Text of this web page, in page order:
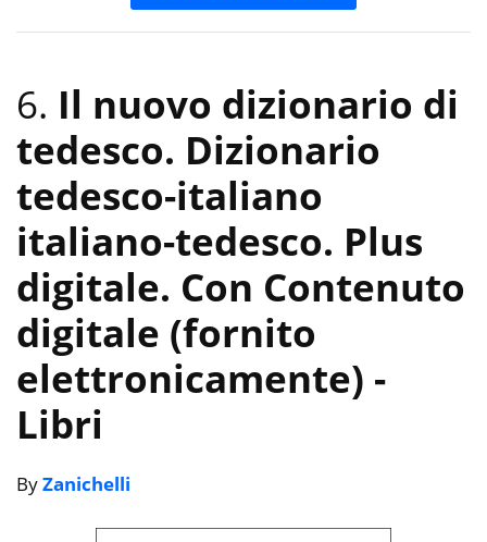
6. Il nuovo dizionario di
tedesco. Dizionario
tedesco-italiano
italiano-tedesco. Plus
digitale. Con Contenuto
digitale (fornito
elettronicamente) -
Libri
ByZanichelli